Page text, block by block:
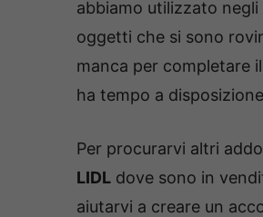
abbiamo utilizzato
oggetti che si sono
manca per completare
ha tempo a
Per procurarvi altri
LIDL dove sono in
aiutarvi a creare un